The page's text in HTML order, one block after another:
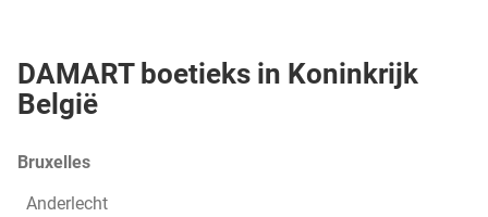
DAMART boetieks in Koninkrijk
België
Bruxelles
Anderlecht